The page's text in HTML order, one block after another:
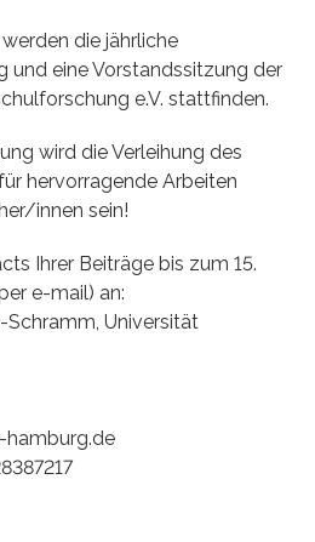
die jährliche
und eine Vorstandssitzung der
e.V. stattfinden.
wird die Verleihung des
hervorragende Arbeiten
innen sein!
Ihrer Beiträge bis zum 15.
e-mail) an:
Schramm, Universität
hamburg.de